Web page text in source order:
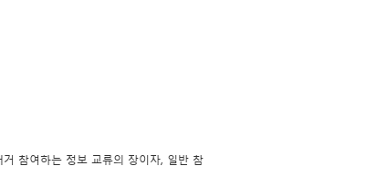
참여하는 정보 교류의 장이자, 일반 참